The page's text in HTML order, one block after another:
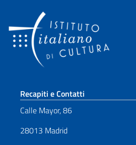
Sezione footer
Recapiti e Contatti
Calle Mayor, 86
28013 Madrid